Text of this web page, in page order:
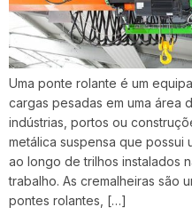
Uma ponte rolante é um
cargas pesadas em uma área
indústrias, portos ou
metálica suspensa que possui
ao longo de trilhos instalados
trabalho. As cremalheiras são
pontes rolantes, […]